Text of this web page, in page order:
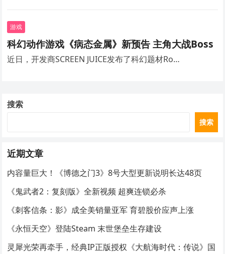
游戏
科幻动作游戏《病态金属》新预告 主角大战Boss
近日，开发商SCREEN JUICE发布了科幻题材Ro…
搜索
搜索
近期文章
内容量巨大！《博德之门3》8号大型更新说明长达48页
《鬼武者2：复刻版》全新视频 超爽连锁必杀
《刺客信条：影》成全美销量亚军 育碧股价应声上涨
《永恒天空》登陆Steam 末世堡垒生存建设
灵犀光荣再牵手，经典IP正版授权《大航海时代：传说》国